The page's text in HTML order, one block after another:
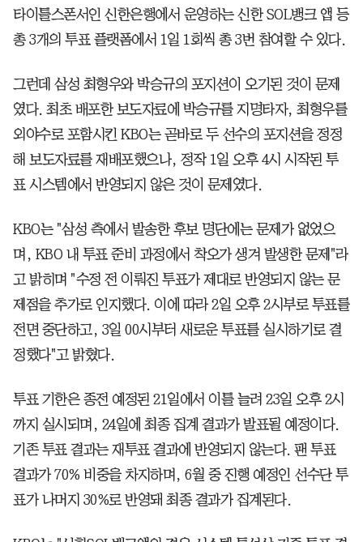
타이틀스폰서인 신한은행에서 운영하는 신한 SOL뱅크 앱 등
총 3개의 투표 플랫폼에서 1일 1회씩 총 3번 참여할 수 있다.
그런데 삼성 최형우와 박승규의 포지션이 오기된 것이 문제
였다. 최초 배포한 보도자료에 박승규를 지명타자, 최형우를
외야수로 포함시킨 KBO는 곧바로 두 선수의 포지션을 정정
해 보도자료를 재배포했으나, 정작 1일 오후 4시 시작된 투
표 시스템에서 반영되지 않은 것이 문제였다.
KBO는 "삼성 측에서 발송한 후보 명단에는 문제가 없었으
며, KBO 내 투표 준비 과정에서 착오가 생겨 발생한 문제"라
고 밝히며 "수정 전 이뤄진 투표가 제대로 반영되지 않는 문
제점을 추가로 인지했다. 이에 따라 2일 오후 2시부로 투표를
전면 중단하고, 3일 00시부터 새로운 투표를 실시하기로 결
정했다"고 밝혔다.
투표 기한은 종전 예정된 21일에서 이틀 늘려 23일 오후 2시
까지 실시되며, 24일에 최종 집계 결과가 발표될 예정이다.
기존 투표 결과는 재투표 결과에 반영되지 않는다. 팬 투표
결과가 70% 비중을 차지하며, 6월 중 진행 예정인 선수단 투
표가 나머지 30%로 반영돼 최종 결과가 집계된다.